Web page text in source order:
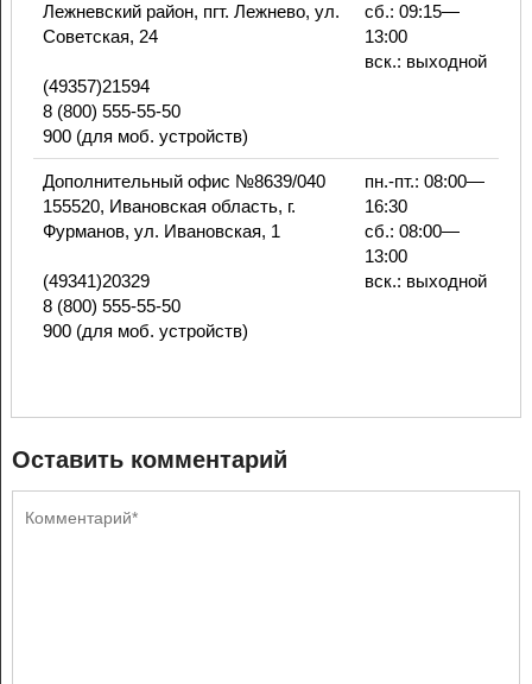
Лежневский район, пгт. Лежнево, ул.
Советская, 24
(49357)21594
8 (800) 555-55-50
900 (для моб. устройств)
сб.: 09:15—
13:00
вск.: выходной
Дополнительный офис №8639/040
155520, Ивановская область, г.
Фурманов, ул. Ивановская, 1
(49341)20329
8 (800) 555-55-50
900 (для моб. устройств)
пн.-пт.: 08:00—
16:30
сб.: 08:00—
13:00
вск.: выходной
Оставить комментарий